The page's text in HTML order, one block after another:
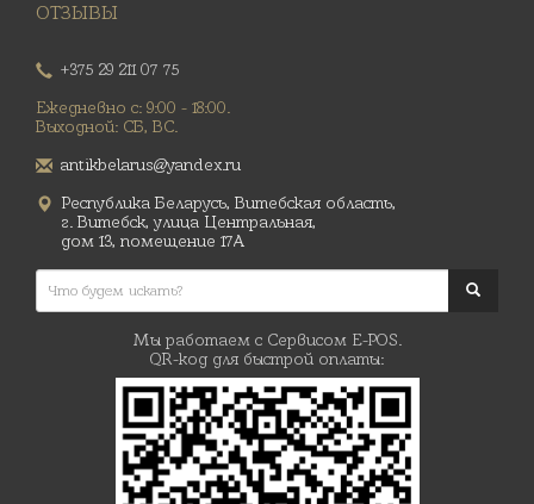
ОТЗЫВЫ
+375 29 211 07 75
Ежедневно с: 9:00 - 18:00.
Выходной: СБ, ВС.
antikbelarus@yandex.ru
Республика Беларусь, Витебская область,
г. Витебск, улица Центральная,
дом 13, помещение 17А
Мы работаем с Сервисом E-POS.
QR-код для быстрой оплаты: